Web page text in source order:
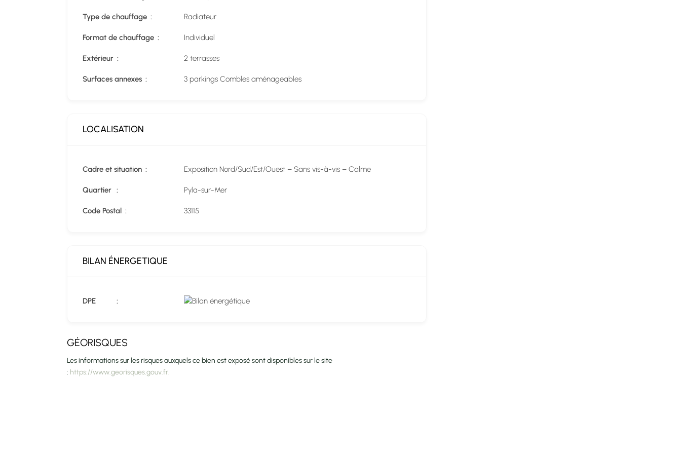
Type de chauffage Radiateur
Format de chauffage Individuel
Extérieur 2 terrasses
Surfaces annexes 3 parkings Combles aménageables
LOCALISATION
Cadre et situation Exposition Nord/Sud/Est/Ouest – Sans vis-à-vis – Calme
Quartier Pyla-sur-Mer
Code Postal 33115
BILAN ÉNERGETIQUE
DPE
GÉORISQUES
Les informations sur les risques auxquels ce bien est exposé sont disponibles sur le site
: https://www.georisques.gouv.fr.